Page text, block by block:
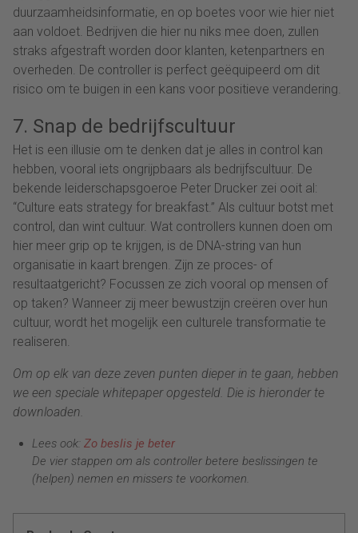
duurzaamheidsinformatie, en op boetes voor wie hier niet
aan voldoet. Bedrijven die hier nu niks mee doen, zullen
straks afgestraft worden door klanten, ketenpartners en
overheden. De controller is perfect geëquipeerd om dit
risico om te buigen in een kans voor positieve verandering.
7. Snap de bedrijfscultuur
Het is een illusie om te denken dat je alles in control kan
hebben, vooral iets ongrijpbaars als bedrijfscultuur. De
bekende leiderschapsgoeroe Peter Drucker zei ooit al:
“Culture eats strategy for breakfast.” Als cultuur botst met
control, dan wint cultuur. Wat controllers kunnen doen om
hier meer grip op te krijgen, is de DNA-string van hun
organisatie in kaart brengen. Zijn ze proces- of
resultaatgericht? Focussen ze zich vooral op mensen of
op taken? Wanneer zij meer bewustzijn creëren over hun
cultuur, wordt het mogelijk een culturele transformatie te
realiseren.
Om op elk van deze zeven punten dieper in te gaan, hebben
we een speciale whitepaper opgesteld. Die is hieronder te
downloaden.
Lees ook: Zo beslis je beter
De vier stappen om als controller betere beslissingen te
(helpen) nemen en missers te voorkomen.